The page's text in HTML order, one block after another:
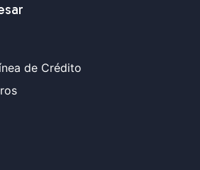
de Crédito